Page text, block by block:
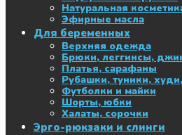
Натуральная
Эфирные масла
Для беременных
Верхняя одежда
Брюки, леггинсы,
Платья, сарафаны
Рубашки, туники,
Футболки и майки
Шорты, юбки
Халаты, сорочки
Эрго-рюкзаки и слинги